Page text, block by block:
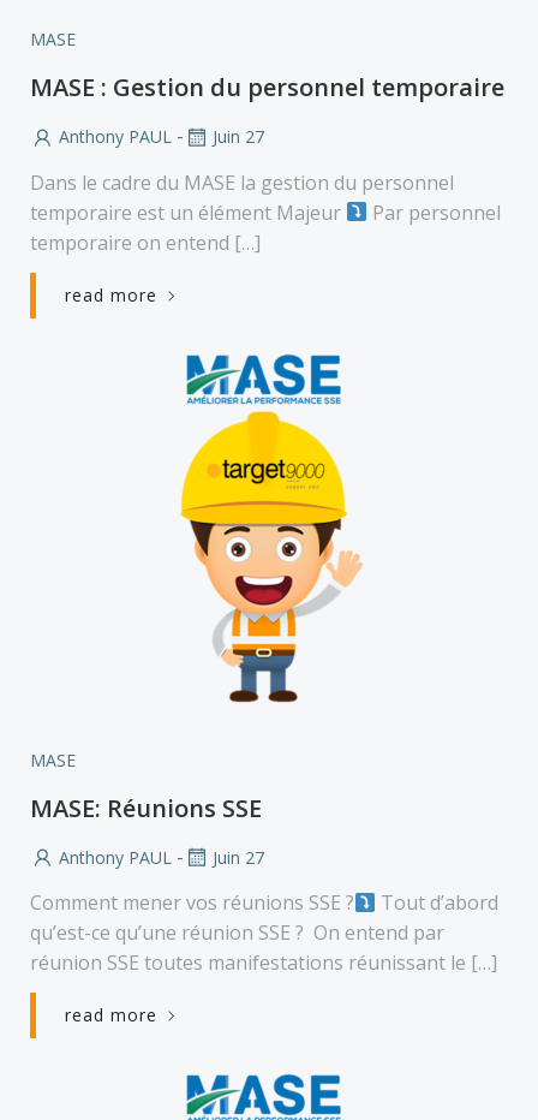
MASE
MASE : Gestion du personnel temporaire
Anthony PAUL - Juin 27
Dans le cadre du MASE la gestion du personnel
temporaire est un élément Majeur
Par personnel
temporaire on entend […]
read more
MASE
MASE: Réunions SSE
Anthony PAUL - Juin 27
Comment mener vos réunions SSE ?
Tout d’abord
qu’est-ce qu’une réunion SSE ? On entend par
réunion SSE toutes manifestations réunissant le […]
read more